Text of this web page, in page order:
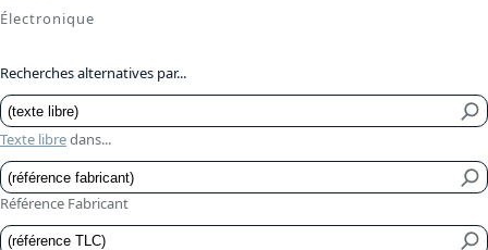
Électronique
Recherches alternatives par...
Texte libredans...
Référence Fabricant